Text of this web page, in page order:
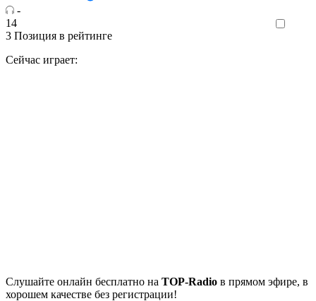
-
14
3 Позиция в рейтинге
Сейчас играет:
Cлушайте онлайн бесплатно на TOP-Radio в прямом эфире, в
хорошем качестве без регистрации!